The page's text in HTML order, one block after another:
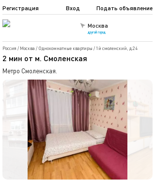
Москва
другой город
Подать объявление
Регистрация Вход
Россия / Москва / Однокомнатные квартиры / 1й смоленский, д.24
2 мин от м. Смоленская
Метро Смоленская.